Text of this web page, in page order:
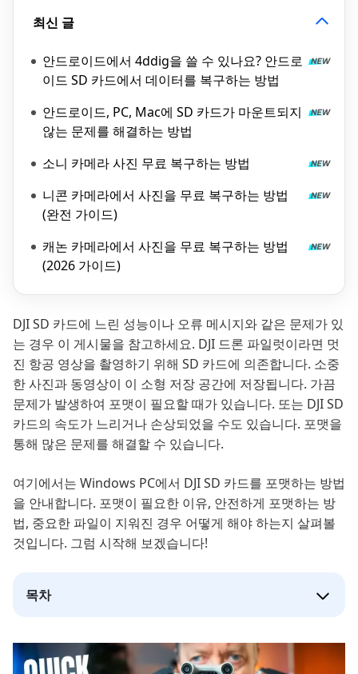
최신 글
안드로이드에서 4ddig을 쓸 수 있나요? 안드로
이드 SD 카드에서 데이터를 복구하는 방법
안드로이드, PC, Mac에 SD 카드가 마운트되지
않는 문제를 해결하는 방법
소니 카메라 사진 무료 복구하는 방법
니콘 카메라에서 사진을 무료 복구하는 방법
(완전 가이드)
캐논 카메라에서 사진을 무료 복구하는 방법
(2026 가이드)
DJI SD 카드에 느린 성능이나 오류 메시지와 같은 문제가 있
는 경우 이 게시물을 참고하세요. DJI 드론 파일럿이라면 멋
진 항공 영상을 촬영하기 위해 SD 카드에 의존합니다. 소중
한 사진과 동영상이 이 소형 저장 공간에 저장됩니다. 가끔
문제가 발생하여 포맷이 필요할 때가 있습니다. 또는 DJI SD
카드의 속도가 느리거나 손상되었을 수도 있습니다. 포맷을
통해 많은 문제를 해결할 수 있습니다.
여기에서는 Windows PC에서 DJI SD 카드를 포맷하는 방법
을 안내합니다. 포맷이 필요한 이유, 안전하게 포맷하는 방
법, 중요한 파일이 지워진 경우 어떻게 해야 하는지 살펴볼
것입니다. 그럼 시작해 보겠습니다!
목차